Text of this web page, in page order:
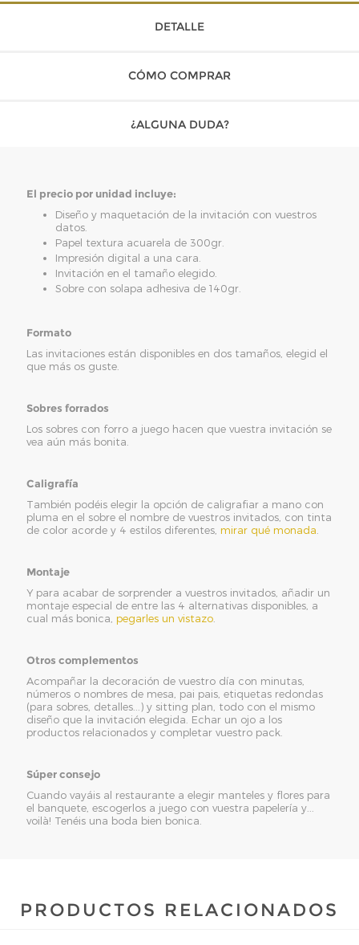
DETALLE
CÓMO COMPRAR
¿ALGUNA DUDA?
El precio por unidad incluye:
Diseño y maquetación de la invitación con vuestros
datos.
Papel textura acuarela de 300gr.
Impresión digital a una cara.
Invitación en el tamaño elegido.
Sobre con solapa adhesiva de 140gr.
Formato
Las invitaciones están disponibles en dos tamaños, elegid el
que más os guste.
Sobres forrados
Los sobres con forro a juego hacen que vuestra invitación se
vea aún más bonita.
Caligrafía
También podéis elegir la opción de caligrafiar a mano con
pluma en el sobre el nombre de vuestros invitados, con tinta
de color acorde y 4 estilos diferentes, mirar qué monada
Montaje
Y para acabar de sorprender a vuestros invitados, añadir un
montaje especial de entre las 4 alternativas disponibles, a
cual más bonica, pegarles un vistazo
Otros complementos
Acompañar la decoración de vuestro día con minutas,
números o nombres de mesa, pai pais, etiquetas redondas
(para sobres, detalles...) y sitting plan, todo con el mismo
diseño que la invitación elegida. Echar un ojo a los
productos relacionados y completar vuestro pack.
Súper consejo
Cuando vayáis al restaurante a elegir manteles y flores para
el banquete, escogerlos a juego con vuestra papelería y...
voilà! Tenéis una boda bien bonica.
PRODUCTOS RELACIONADOS